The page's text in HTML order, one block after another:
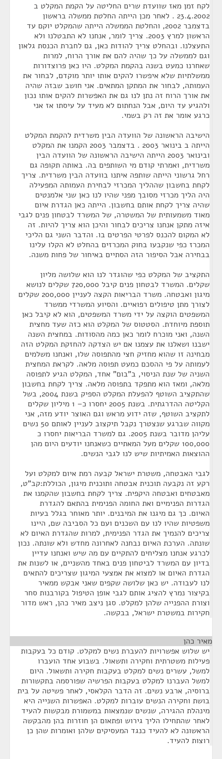
לקח זמן מאז שוועדת שרים החליטה על הקמת המקלט ב
23.4.2002 . לאחר מכן הייתה החלטת ממשלה בראשון
בדצמבר 2002, והחלטת הממשלה הייתה שהמקלט יוקם עד
הראשון למרץ 2003. צריך לומר, אנחנו לא התבטלנו ולא
התעצלנו. ובהחלט צריך להודות כאן, גם לחברת הכנסת גלאון
וגם לממשלה על כך שהיה להם את אורך הרוח, למרות
שאחרנו כמעט בשנה בהקמת המקלט. היו כאן פרוצדורות
ממשלתיות שלא איפשרו להקים אותו יותר מוקדם, לבחור את
העמותה, לבחור את המתקן המתאים. אני חושב שבזה שהיה
את אורך הרוח זה נתן לנו גם את האפשרות להקים אותו נכון
ולהגיע עד היום, אבל הנחתום לא מעיד על עיסתו אז אני
כרגע אומר את זה רק בשמי.
הישיבה הראשונה של הוועדה הבין משרדית להקמת המקלט
הייתה ב בינואר 2003 . בדצמבר 2003 הקמנו את המקלט
ובינואר 2003 הייתה הישיבה הראשונה של הוועדה הבין
משרדית, ואמרתי קודם מי השותפים בה. באותה תקופה גם
רחל גרשוני הייתה שותפה איתנו בוועדה הבין משרדית. צריך
לקחת בחשבון שההליך המכרזי לבחירת העמותה המפעילה
היה הליך מכרזי מסובך מפני שהיו לנו כאן שני אלמנטים
שהיה צריך לקחת אותם בחשבון. הייתה כאן הגדרת איום
מאוד משמעותית של המשטרה, של המשרד לבטחון פנים לגבי
איזה מתקן אנחנו צריכים לבחור והיכן הוא צריך להיות. זה
לא המקום להכנס לפרטי הפרטים בו. והדבר השני גם הליכי
המכרז כפי שנקבעו בחוק המכרזים בהחלט לא הקלו עלינו
בבחירה אבל הסיפור הזה הסתיים באיחור של פחות משנה.
התקציב של המקלט כפי שהוגדר לנו הוא שלושה מליון
שקלים. המשרד לבטחון פנים קיבל 720,000 שקלים לנושא
מיגון ואבטחה. משרד הבריאות הקצה לעניין 200,000 שקלים
לצורך מתן טיפולים רפואיים. והסיוע המשרדי ממשרד
המשפטים הוקצה על ידי משרד המשפטים, הוא לא קיבל כאן
תוספת מיוחדת. הסטטוס של המקלט הוא כזה שעד מחצית
השנה, ואני מוכרח לומר כאן כמה מהסודות. במחצית השנה
ישבנו ושאלנו את עצמנו אם יש הצדקה להחזקת המקלט הזה
מבחינה זו שהוא מחזיק חצי מהתפוסה שלו, ואנחנו משלמים
לעמותה על פי ההסכם כמעט תפוסה מלאה. לקראת המחצית
השניה של שנת הניסוי, ב"בום" אחד, המקלט הגיע לתפוסה
מלאה, ומאז הוא מתפקד בתפוסה מלאה. צריך לקחת בחשבון
שהתקציב השוטף להפעלת המקלט הספיק בשנת 2004, בשל
הקליטה ההדרגתית. בשנת 2005 יחסרו כ– 1 מיליון שקלים
לתקציב השוטף, שזה ידוע מראש וגם האוצר יודע מזה, אני
מקווה שברגע שנצטרך נקבל תיקצוב לעניין לאותם 50 נשים
עליהן מדובר בשנת 2005. גם למשרד הבריאות יחסרו כ
100,000 שקלים מעל המאתיים כשאנחנו יודעים היום מהן
ההוצאות האמיתיות שיש לנו לגבי הנשים.
לגבי האבטחה, משטרת ישראל קבעה רמת איום למקלט ועל
רקע זה נקבעה תוכנית אבטחה ותוכנית מיגון, הכוללת:קב"ט,
מאבטחים ואבטחה היקפית. צריך לקחת בחשבון שהקמנו את
הגדרות הפנימיים ואת החומה הפנימית בהתאם להגדרת
האיום. כך גם מיגנו את המיבנים. יותר מאוחר בגלל בעיות
משפטיות שהיו לנו עם השכנים ועם כל הסביבה שם, היינו
צריכים להנמיך את הגדר הפנימית, למרות שהגדרת האיום לא
שונתה. הערכת האיום נבחנה לאחרונה מחדש ולא שונתה. נכון
לכרגע אנחנו מצליחים להתקיים עם מה שיש ואנחנו עדיין
בדיון עם המשרד לביטחון פנים באחד מהשניים, או לשנות את
הגדרת האיום או למצוא את אמצעי המיגון שצריכים להתאים
לנו לעבודה. יש כאן שלושה שקפים שאני אבקש ממאיר
בקיצור נמרץ להציג אותם לגבי אופן הטיפול בקורבנות סחר
וצורת ההפנייה שלהן למקלט. סגן ניצב מאיר כהן, ראש מדור
חקירות במשטרת ישראל, בבקשה.
מאיר כהן
יש שלוש אפשרויות להעברת נשים למקלט. קודם כל בעקבות
פעילות משטרתית וחקירה ותשאול. בשבוע אחד הועברו
למשל, עשרים נשים למקלט בעקבות חקירה ותשאול. היום
למשל העברנו למקלט בעקבות הפרשיה שפורסמה בתקשורות
ברוסיה, ארבע נשים. זה הדבר הקלאסי, לאחר פשיטה על בית
בושת וחקירה הנשים עוברות למקלט. האפשרות השנייה היא
מינהלת ההגירה, שנשים שנמצאות במשמורת מבקשות להעיד
לאחר שהתחילו הליך גירוש ופתאום הן חוזרות בהן מהבקשה
הראשונה לא להעיד כנגד המעסיקים שלהן ואומרות שהן כן
רוצות להעיד.